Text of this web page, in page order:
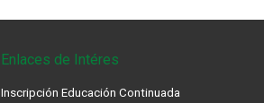
Enlaces de Intéres
Inscripción Educación Continuada